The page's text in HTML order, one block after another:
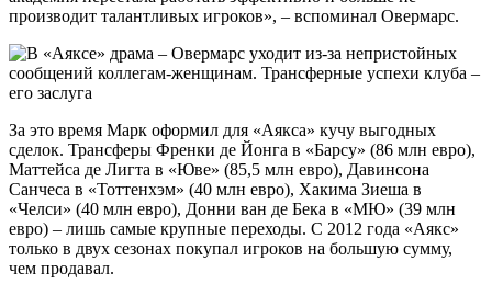
производит талантливых игроков», – вспоминал Овермарс.
За это время Марк оформил для «Аякса» кучу выгодных
сделок. Трансферы Френки де Йонга в «Барсу» (86 млн евро),
Маттейса де Лигта в «Юве» (85,5 млн евро), Давинсона
Санчеса в «Тоттенхэм» (40 млн евро), Хакима Зиеша в
«Челси» (40 млн евро), Донни ван де Бека в «МЮ» (39 млн
евро) – лишь самые крупные переходы. С 2012 года «Аякс»
только в двух сезонах покупал игроков на большую сумму,
чем продавал.